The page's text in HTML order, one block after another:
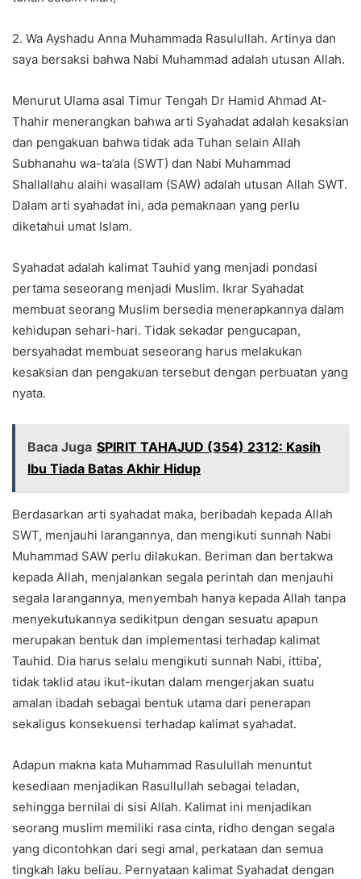
2. Wa Ayshadu Anna Muhammada Rasulullah. Artinya dan
saya bersaksi bahwa Nabi Muhammad adalah utusan Allah.
Menurut Ulama asal Timur Tengah Dr Hamid Ahmad At-
Thahir menerangkan bahwa arti Syahadat adalah kesaksian
dan pengakuan bahwa tidak ada Tuhan selain Allah
Subhanahu wa-ta’ala (SWT) dan Nabi Muhammad
Shallallahu alaihi wasallam (SAW) adalah utusan Allah SWT.
Dalam arti syahadat ini, ada pemaknaan yang perlu
diketahui umat Islam.
Syahadat adalah kalimat Tauhid yang menjadi pondasi
pertama seseorang menjadi Muslim. Ikrar Syahadat
membuat seorang Muslim bersedia menerapkannya dalam
kehidupan sehari-hari. Tidak sekadar pengucapan,
bersyahadat membuat seseorang harus melakukan
kesaksian dan pengakuan tersebut dengan perbuatan yang
nyata.
Baca Juga SPIRIT TAHAJUD (354) 2312: Kasih
Ibu Tiada Batas Akhir Hidup
Berdasarkan arti syahadat maka, beribadah kepada Allah
SWT, menjauhi larangannya, dan mengikuti sunnah Nabi
Muhammad SAW perlu dilakukan. Beriman dan bertakwa
kepada Allah, menjalankan segala perintah dan menjauhi
segala larangannya, menyembah hanya kepada Allah tanpa
menyekutukannya sedikitpun dengan sesuatu apapun
merupakan bentuk dan implementasi terhadap kalimat
Tauhid. Dia harus selalu mengikuti sunnah Nabi, ittiba’,
tidak taklid atau ikut-ikutan dalam mengerjakan suatu
amalan ibadah sebagai bentuk utama dari penerapan
sekaligus konsekuensi terhadap kalimat syahadat.
Adapun makna kata Muhammad Rasulullah menuntut
kesediaan menjadikan Rasullullah sebagai teladan,
sehingga bernilai di sisi Allah. Kalimat ini menjadikan
seorang muslim memiliki rasa cinta, ridho dengan segala
yang dicontohkan dari segi amal, perkataan dan semua
tingkah laku beliau. Pernyataan kalimat Syahadat dengan